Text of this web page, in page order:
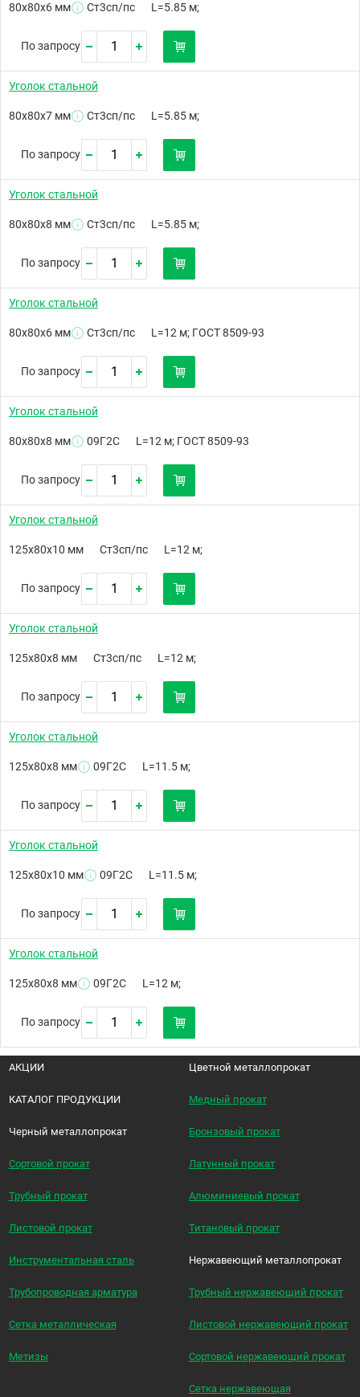
80х80х6 мм Ст3сп/пс L=5.85 м;
По запросу
Уголок стальной
80х80х7 мм Ст3сп/пс L=5.85 м;
По запросу
Уголок стальной
80х80х8 мм Ст3сп/пс L=5.85 м;
По запросу
Уголок стальной
80х80х6 мм Ст3сп/пс L=12 м; ГОСТ 8509-93
По запросу
Уголок стальной
80х80х8 мм 09Г2С L=12 м; ГОСТ 8509-93
По запросу
Уголок стальной
125х80х10 мм Ст3сп/пс L=12 м;
По запросу
Уголок стальной
125х80х8 мм Ст3сп/пс L=12 м;
По запросу
Уголок стальной
125х80х8 мм 09Г2С L=11.5 м;
По запросу
Уголок стальной
125х80х10 мм 09Г2С L=11.5 м;
По запросу
Уголок стальной
125х80х8 мм 09Г2С L=12 м;
По запросу
АКЦИИ
КАТАЛОГ ПРОДУКЦИИ
Черный металлопрокат
Сортовой прокат
Трубный прокат
Листовой прокат
Инструментальная сталь
Трубопроводная арматура
Сетка металлическая
Метизы
Цветной металлопрокат
Медный прокат
Бронзовый прокат
Латунный прокат
Алюминиевый прокат
Титановый прокат
Нержавеющий металлопрокат
Трубный нержавеющий прокат
Листовой нержавеющий прокат
Сортовой нержавеющий прокат
Сетка нержавеющая